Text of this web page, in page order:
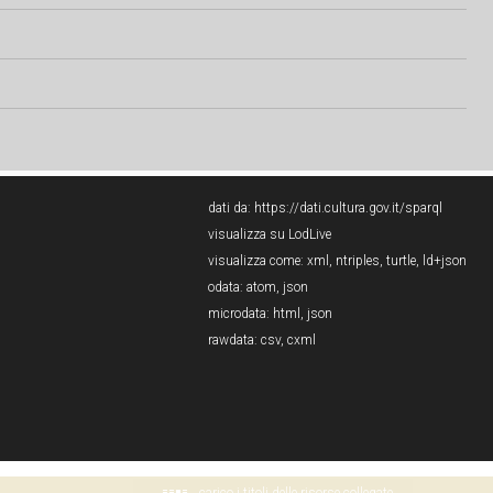
dati da: https://dati.cultura.gov.it/sparql
visualizza su LodLive
visualizza come: xml , ntriples, turtle, ld+json
odata: atom, json
microdata: html , json
rawdata: csv, cxml